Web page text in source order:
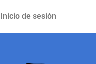
Inicio de sesión